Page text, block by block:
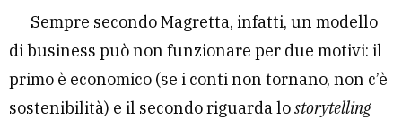
Sempre secondo Magretta, infatti, un modello
di business può non funzionare per due motivi: il
primo è economico (se i conti non tornano, non c’è
sostenibilità) e il secondo riguarda lostorytelling